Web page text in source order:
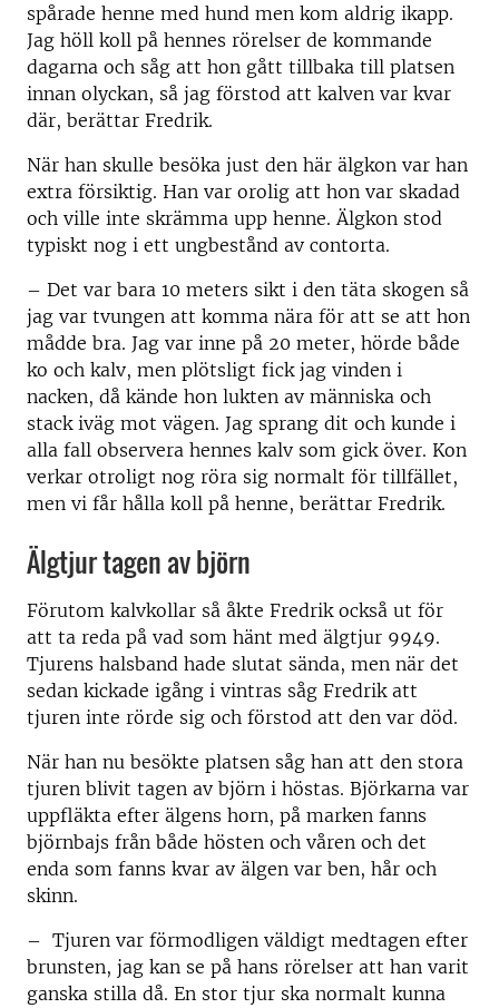
spårade henne med hund men kom aldrig ikapp.
Jag höll koll på hennes rörelser de kommande
dagarna och såg att hon gått tillbaka till platsen
innan olyckan, så jag förstod att kalven var kvar
där, berättar Fredrik.
När han skulle besöka just den här älgkon var han
extra försiktig. Han var orolig att hon var skadad
och ville inte skrämma upp henne. Älgkon stod
typiskt nog i ett ungbestånd av contorta.
– Det var bara 10 meters sikt i den täta skogen så
jag var tvungen att komma nära för att se att hon
mådde bra. Jag var inne på 20 meter, hörde både
ko och kalv, men plötsligt fick jag vinden i
nacken, då kände hon lukten av människa och
stack iväg mot vägen. Jag sprang dit och kunde i
alla fall observera hennes kalv som gick över. Kon
verkar otroligt nog röra sig normalt för tillfället,
men vi får hålla koll på henne, berättar Fredrik.
Älgtjur tagen av björn
Förutom kalvkollar så åkte Fredrik också ut för
att ta reda på vad som hänt med älgtjur 9949.
Tjurens halsband hade slutat sända, men när det
sedan kickade igång i vintras såg Fredrik att
tjuren inte rörde sig och förstod att den var död.
När han nu besökte platsen såg han att den stora
tjuren blivit tagen av björn i höstas. Björkarna var
uppfläkta efter älgens horn, på marken fanns
björnbajs från både hösten och våren och det
enda som fanns kvar av älgen var ben, hår och
skinn.
– Tjuren var förmodligen väldigt medtagen efter
brunsten, jag kan se på hans rörelser att han varit
ganska stilla då. En stor tjur ska normalt kunna